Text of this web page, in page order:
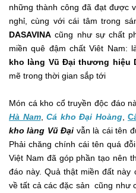
những thành công đã đạt được
nghỉ, cùng với cái tâm trong
DASAVINA cũng như sự chất
miền quê đậm chất Viêt Nam:
kho làng Vũ Đại thương hiệu
mẽ trong thời gian sắp tới
Món cá kho cổ truyền độc đáo
Hà Nam, Cá kho Đại Hoàng,
kho làng Vũ Đại vẫn là cái tên
Phải chăng chính cái tên quá
Việt Nam đã góp phần tạo nên
đáo này. Quả thật miền đất này
về tất cả các đặc sản cũng như